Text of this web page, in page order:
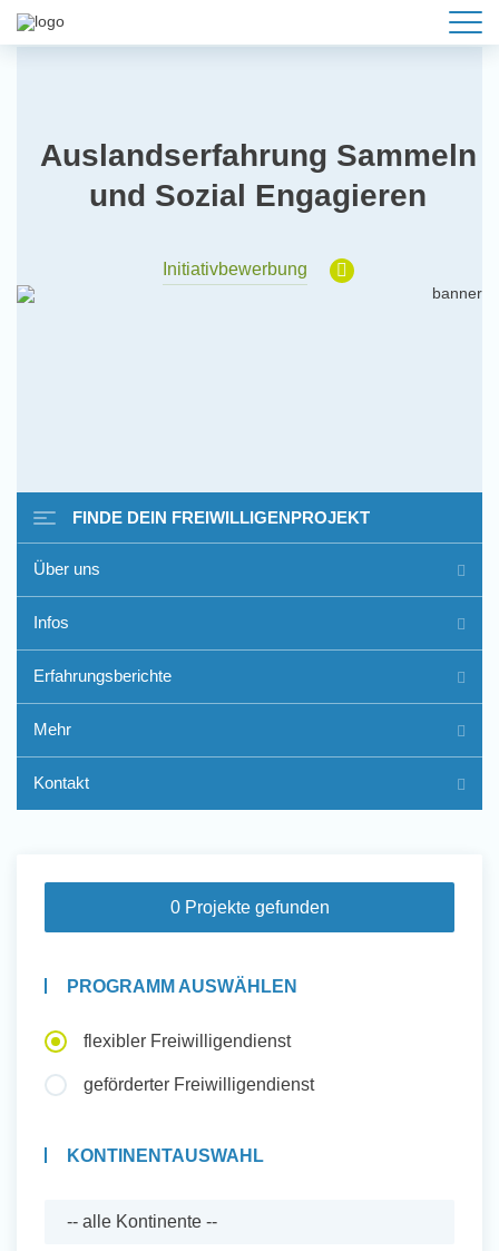
Auslandserfahrung Sammeln
und Sozial Engagieren
Initiativbewerbung
Freiwilligenarbeit im Ausland
- Erfahrungsberichte
Auslandserfahrung Sammeln
und Sozial Engagieren
Initiativbewerbung
FINDE DEIN FREIWILLIGENPROJEKT
Über uns
Infos
Erfahrungsberichte
Mehr
Kontakt
0 Projekte gefunden
PROGRAMM AUSWÄHLEN
flexibler Freiwilligendienst
geförderter Freiwilligendienst
KONTINENTAUSWAHL